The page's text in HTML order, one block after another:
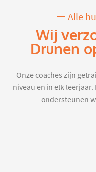
Alle
Wij
Drunen
Onze coaches zijn
niveau en in elk
ondersteunen